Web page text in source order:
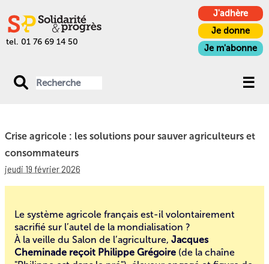
tel. 01 76 69 14 50
J'adhère
Je donne
Je m'abonne
Crise agricole : les solutions pour sauver agriculteurs et
consommateurs
jeudi 19 février 2026
Le système agricole français est-il volontairement
sacrifié sur l’autel de la mondialisation ?
À la veille du Salon de l’agriculture, Jacques
Cheminade reçoit Philippe Grégoire (de la chaîne